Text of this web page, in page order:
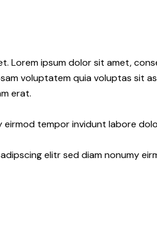
Lorem ipsum dolor sit amet,
voluptatem quia voluptas sit
erat.
tempor invidunt labore
elitr sed diam nonumy